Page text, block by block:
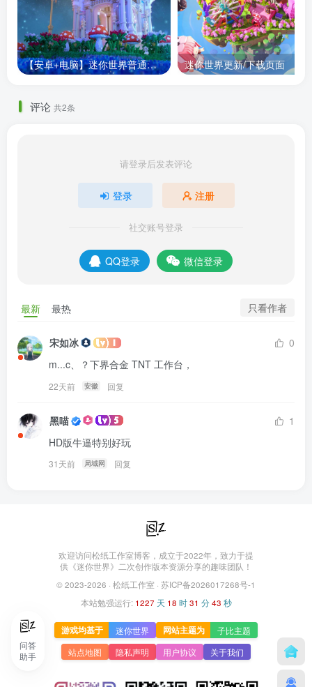
【安卓+电脑】迷你世界普通版/纯净版0.52.1/0.44.2 迷你世界更新/下载页面
评论 共2条
请登录后发表评论
登录 注册
社交账号登录
QQ登录 微信登录
最新 最热 只看作者
宋如冰
0
m...c、？下界合金 TNT 工作台，
22天前 安徽 回复
黑喵
1
HD版牛逼特别好玩
31天前 局域网 回复
欢迎访问松纸工作室博客，成立于2022年，致力于提
供《迷你世界》二次创作版本资源分享的趣味团队！
© 2023-2026 · 松纸工作室 · 苏ICP备2026017268号-1
本站勉强运行: 1227 天 18 时31 分44 秒
游戏均基于 迷你世界 网站主题为
子比主题
站点地图
隐私声明 用户协议 关于我们
问答
助手